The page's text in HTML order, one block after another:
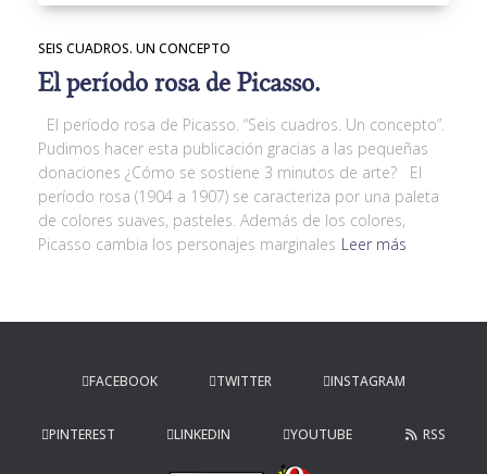
SEIS CUADROS. UN CONCEPTO
El período rosa de Picasso.
El período rosa de Picasso. “Seis cuadros. Un concepto”.
Pudimos hacer esta publicación gracias a las pequeñas
donaciones ¿Cómo se sostiene 3 minutos de arte? El
período rosa (1904 a 1907) se caracteriza por una paleta
de colores suaves, pasteles. Además de los colores,
Picasso cambia los personajes marginales Leer más
FACEBOOK TWITTER INSTAGRAM
PINTEREST LINKEDIN YOUTUBE RSS